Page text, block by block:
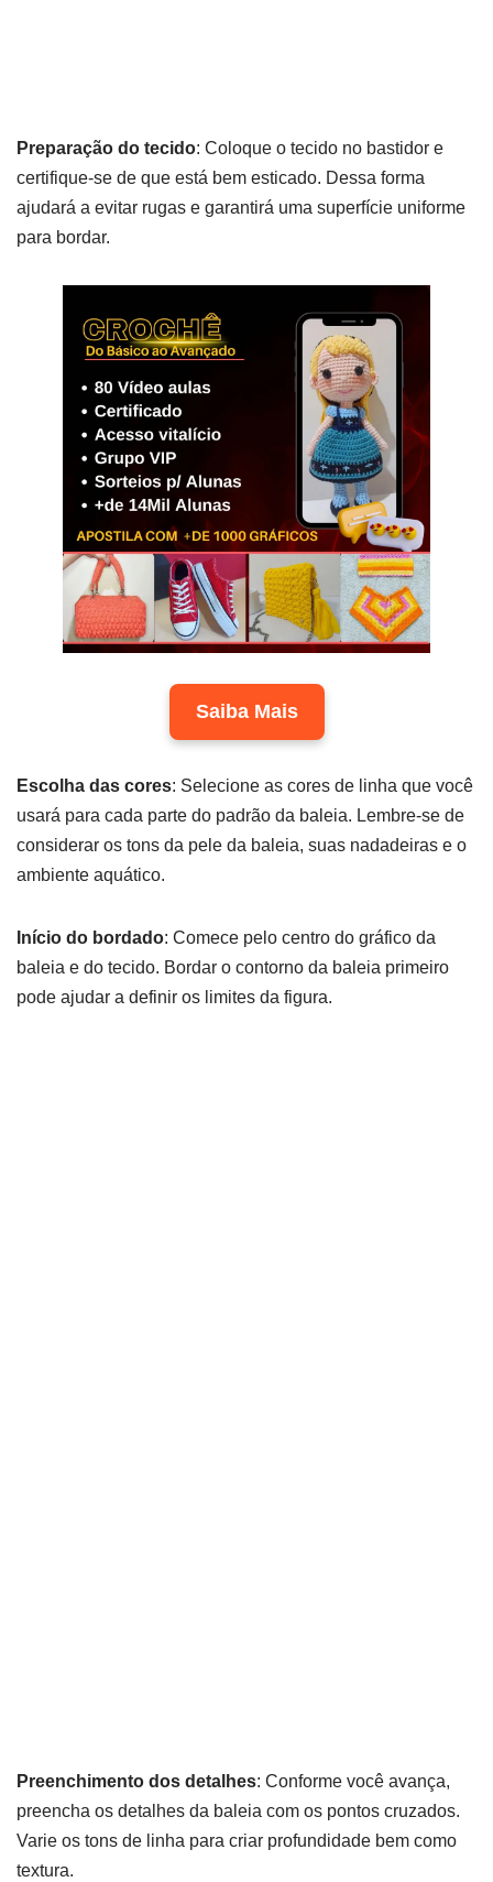
Preparação do tecido: Coloque o tecido no bastidor e
certifique-se de que está bem esticado. Dessa forma
ajudará a evitar rugas e garantirá uma superfície uniforme
para bordar.
Saiba Mais
Escolha das cores: Selecione as cores de linha que você
usará para cada parte do padrão da baleia. Lembre-se de
considerar os tons da pele da baleia, suas nadadeiras e o
ambiente aquático.
Início do bordado: Comece pelo centro do gráfico da
baleia e do tecido. Bordar o contorno da baleia primeiro
pode ajudar a definir os limites da figura.
Preenchimento dos detalhes: Conforme você avança,
preencha os detalhes da baleia com os pontos cruzados.
Varie os tons de linha para criar profundidade bem como
textura.